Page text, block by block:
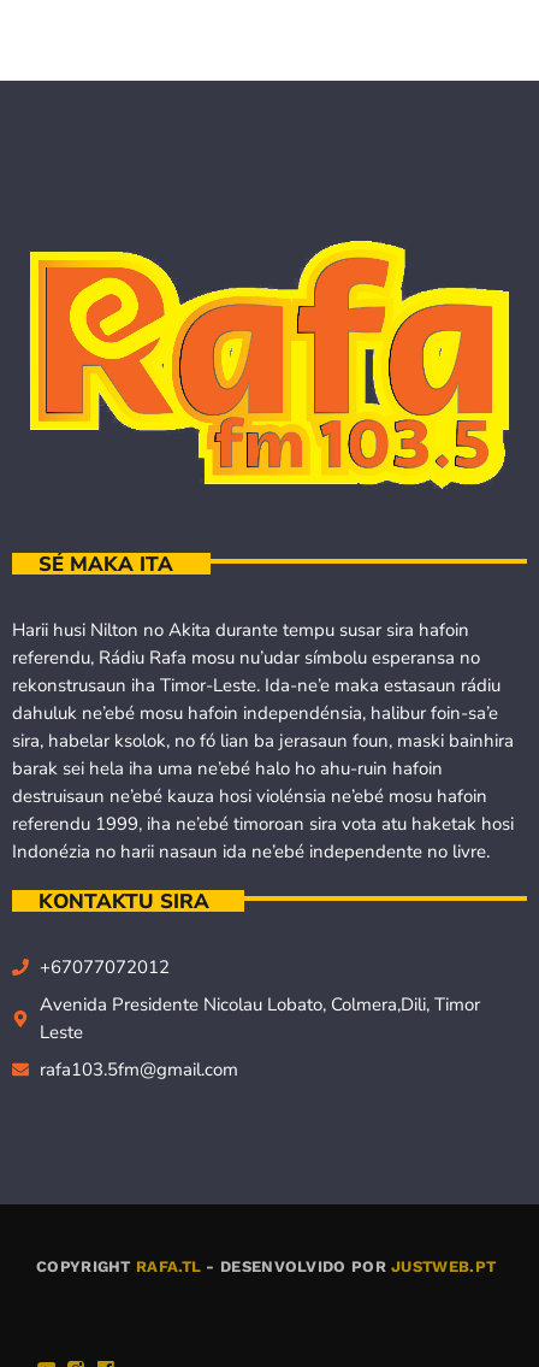
SÉ MAKA ITA
Harii husi Nilton no Akita durante tempu susar sira hafoin
referendu, Rádiu Rafa mosu nu’udar símbolu esperansa no
rekonstrusaun iha Timor-Leste. Ida-ne’e maka estasaun rádiu
dahuluk ne’ebé mosu hafoin independénsia, halibur foin-sa’e
sira, habelar ksolok, no fó lian ba jerasaun foun, maski bainhira
barak sei hela iha uma ne’ebé halo ho ahu-ruin hafoin
destruisaun ne’ebé kauza hosi violénsia ne’ebé mosu hafoin
referendu 1999, iha ne’ebé timoroan sira vota atu haketak hosi
Indonézia no harii nasaun ida ne’ebé independente no livre.
KONTAKTU SIRA
+67077072012
Avenida Presidente Nicolau Lobato, Colmera,Dili, Timor
Leste
rafa103.5fm@gmail.com
COPYRIGHT RAFA.TL - DESENVOLVIDO PORJUSTWEB.PT